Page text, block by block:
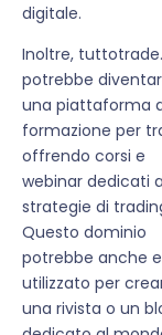
digitale.
Inoltre,
potrebbe
una piattaforma
formazione per
offrendo corsi e
webinar dedicati
strategie di
Questo dominio
potrebbe anche
utilizzato per
una rivista o un